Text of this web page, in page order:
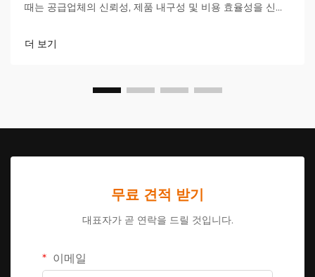
때는 공급업체의 신뢰성, 제품 내구성 및 비용 효율성을 신중
량 주문을 관리할 경우, 구매 담당자는...
더 보기
무료 견적 받기
대표자가 곧 연락을 드릴 것입니다.
이메일